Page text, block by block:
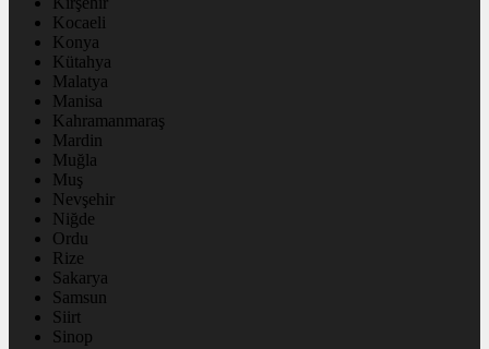
Kocaeli
Konya
Kütahya
Malatya
Manisa
Kahramanmaraş
Mardin
Muğla
Muş
Nevşehir
Niğde
Ordu
Rize
Sakarya
Samsun
Siirt
Sinop